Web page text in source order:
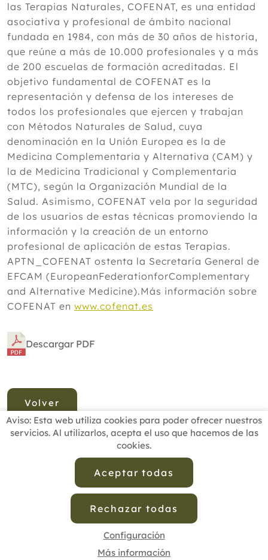
las Terapias Naturales, COFENAT, es una entidad
asociativa y profesional de ámbito nacional
fundada en 1984, con más de 30 años de historia,
que reúne a más de 10.000 profesionales y a más
de 200 escuelas de formación acreditadas. El
objetivo fundamental de COFENAT es la
representación y defensa de los intereses de
todos los profesionales que ejercen y trabajan
con Métodos Naturales de Salud, cuya
denominación en la Unión Europea es la de
Medicina Complementaria y Alternativa (CAM) y
la de Medicina Tradicional y Complementaria
(MTC), según la Organización Mundial de la
Salud. Asimismo, COFENAT vela por la seguridad
de los usuarios de estas técnicas promoviendo la
información y la creación de un entorno
profesional de aplicación de estas Terapias.
APTN_COFENAT ostenta la Secretaría General de
EFCAM (EuropeanFederationforComplementary
and Alternative Medicine).Más información sobre
COFENAT en www.cofenat.es
Descargar PDF
Volver
Aviso: Esta web utiliza cookies para poder ofrecer nuestros
servicios. Al utilizarlos, acepta el uso que hacemos de las
cookies.
Aceptar todas
Rechazar todas
Configuración
Más información
BUSCADOR PROFESIONALES
ESCUELAS RECOMENDADAS
CONTACTO
Política de Privacidad de Datos
Política de Calidad
Política de Cookies
Configuración de Cookies
© 2025 - Diseño y programación por